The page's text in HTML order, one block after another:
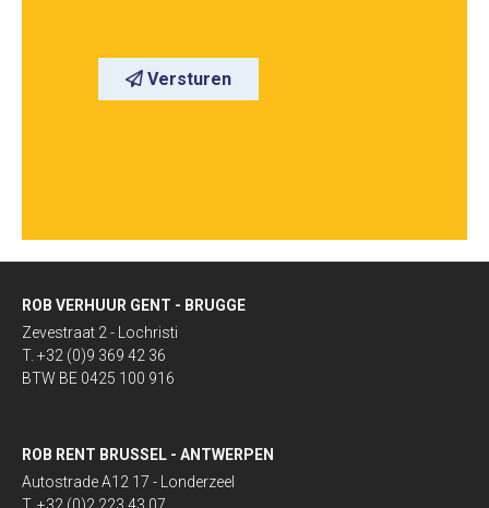
Versturen
ROB VERHUUR GENT - BRUGGE
Zevestraat 2 - Lochristi
T. +32 (0)9 369 42 36
BTW BE 0425 100 916
ROB RENT BRUSSEL - ANTWERPEN
Autostrade A12 17 - Londerzeel